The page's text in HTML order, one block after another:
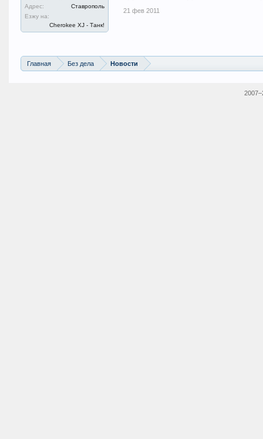
Адрес:
Ставрополь
Езжу на:
Cherokee XJ - Танк!
21 фев 2011
Главная Без дела Новости
2007–